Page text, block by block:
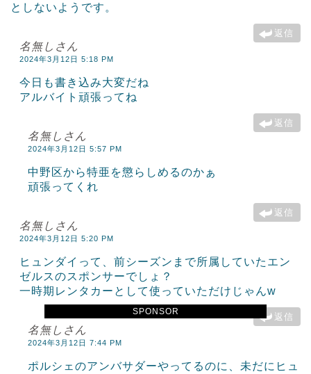
SPONSOR
としないようです。
返信
名無しさん
2024年3月12日 5:18 PM
今日も書き込み大変だね
アルバイト頑張ってね
返信
名無しさん
2024年3月12日 5:57 PM
中野区から特亜を懲らしめるのかぁ
頑張ってくれ
返信
名無しさん
2024年3月12日 5:20 PM
ヒュンダイって、前シーズンまで所属していたエン
ゼルスのスポンサーでしょ？
一時期レンタカーとして使っていただけじゃんw
返信
名無しさん
2024年3月12日 7:44 PM
ポルシェのアンバサダーやってるのに、未だにヒュ